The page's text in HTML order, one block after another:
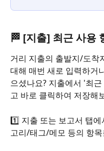
🏁 [지출] 최근 사용
거리 지출의 출발지/도착
대해 매번 새로 입력하거
으셨나요? 지출에서 '최
고 바로 클릭하여 저장해
1️⃣ 지출 또는 보고서 탭
고리/태그/메모 등의 항